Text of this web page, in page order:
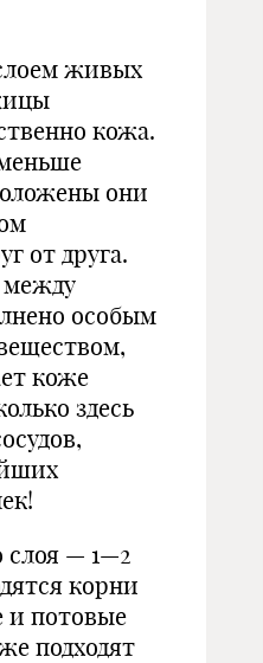
живых
кожа.
они
от друга.
между
особым
коже
здесь
слоя — 1—2
корни
и потовые
подходят